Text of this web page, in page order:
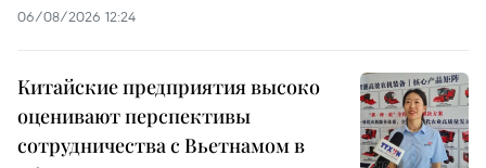
06/08/2026 12:24
Китайские предприятия высоко
оценивают перспективы
сотрудничества с Вьетнамом в